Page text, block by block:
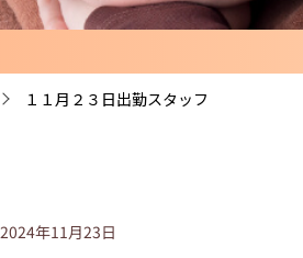
１１月２３日出勤スタッフ
2024年11月23日